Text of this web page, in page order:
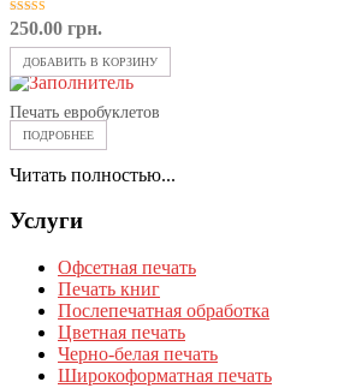
5
из 5
250.00 грн.
ДОБАВИТЬ В КОРЗИНУ
Печать евробуклетов
ПОДРОБНЕЕ
Читать полностью...
Услуги
Офсетная печать
Печать книг
Послепечатная обработка
Цветная печать
Черно-белая печать
Широкоформатная печать